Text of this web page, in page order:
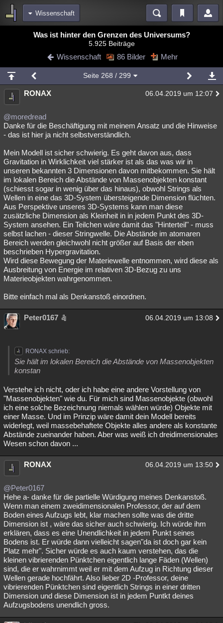
Wissenschaft
Blogs Videos
Chat Wiki Neuigkeiten
meine Rubriken
Menschen Mystery Kriminalfälle
Spiritualität
Natur Umfragen Unterhaltung
weitere Rubriken
Philosophie Träume Orte Esoterik Literatur
Astronomie Helpdesk Gruppen Gaming Filme
Musik Clash Verbesserungen Allmystery English
Übersichten
Besucht Teilgenommen Alle Neue Geschlossen
Lesenswert Schlüsselwörter
Was ist hinter den Grenzen des Universums?
5.925 Beiträge
Wissenschaft 86 Bilder Mehr
Seite 268 / 299
RONAX 06.04.2019 um 12:07
@moredread
Danke für die Beschäftigung mit meinem Ansatz und die Hinweise
- das ist hier ja nicht selbstverständlich.
Mein Modell ist sicher schwierig. Es geht davon aus, dass
Gravitation in Wirklichkeit viel stärker ist als das was wir in
unseren bekannten 3 Dimensionen davon mitbekommen. Sie hält
im lokalen Bereich die Abstände von Massenobjekten konstant
(schiesst sogar in wenig über das hinaus), obwohl Strings als
Wellen in eine das 3D-System übersteigende Dimension flüchten.
Aus Perspektive unseres 3D-Systems kann man diese
zusätzliche Dimension als Kleinheit in in jedem Punkt des 3D-
System ansehen. Ein Teilchen wäre damit das "Hinterteil" - muss
selbst lachen - dieser Stringwelle. Die Abstände im atomaren
Bereich werden gleichwohl nicht größer auf Basis der eben
beschrieben Hypergravitation.
Wird diese Bewegung der Materiewelle entnommen, wird diese als
Ausbreitung von Energie im relativen 3D-Bezug zu uns
Materieobjekten wahrgenommen.
Bitte einfach mal als Denkanstoß einordnen.
Peter0167 06.04.2019 um 13:08
RONAX schrieb:
Sie hält im lokalen Bereich die Abstände von Massenobjekten
konstan
Verstehe ich nicht, oder ich habe eine andere Vorstellung von
"Massenobjekten" wie du. Für mich sind Massenobjekte (obwohl
ich eine solche Bezeichnung niemals wählen würde) Objekte mit
einer Masse. Und im Prinzip wäre damit dein Modell bereits
widerlegt, weil massebehaftete Objekte alles andere als konstante
Abstände zueinander haben. Aber was weiß ich dreidimensionales
Wesen schon davon ...
RONAX 06.04.2019 um 13:50
@Peter0167
Hehe a- danke für die partielle Würdigung meines Denkanstoß.
Wenn man einem zweidimensionalen Professor, der auf dem
Boden eines Aufzugs lebt, klar machen sollte was die dritte
Dimension ist , wäre das sicher auch schwierig. Ich würde ihm
erklären, dass es eine Unendlichkeit in jedem Punkt seines
Bodens ist. Er würde dann vielleicht sagen"da ist doch gar kein
Platz mehr". Sicher würde es auch kaum verstehen, das die
kleinen vibrierenden Pünktchen eigentlich lange Fäden (Wellen)
sind, die er wahrnimmt weil er mit dem Aufzug in Richtung dieser
Wellen gerade hochfährt. Also lieber 2D -Professor, deine
vibrierenden Pünktchen sind eigentlich Strings in einer dritten
Dimension und diese Dimension ist in jedem Puntkt deines
Aufzugsbodens unendlich gross.